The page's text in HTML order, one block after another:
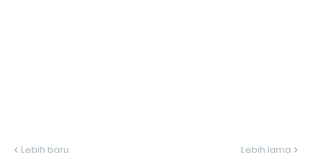
Lebih baru Lebih lama